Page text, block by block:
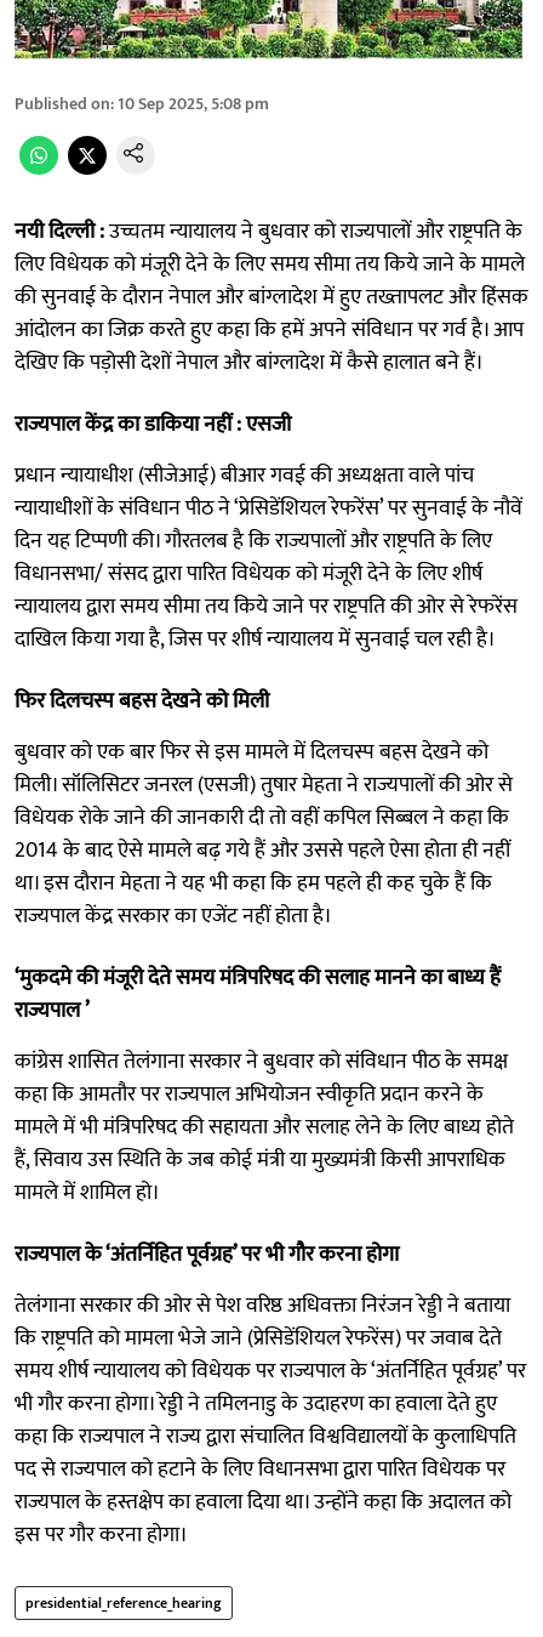
Published on:10 Sep 2025, 5:08 pm
नयी दिल्ली :उच्चतम न्यायालय ने बुधवार को राज्यपालों और राष्ट्रपति के
लिए विधेयक को मंजूरी देने के लिए समय सीमा तय किये जाने के मामले
की सुनवाई के दौरान नेपाल और बांग्लादेश में हुए तख्तापलट और हिंसक
आंदोलन का जिक्र करते हुए कहा कि हमें अपने संविधान पर गर्व है। आप
देखिए कि पड़ोसी देशों नेपाल और बांग्लादेश में कैसे हालात बने हैं।
राज्यपाल केंद्र का डाकिया नहीं : एसजी
प्रधान न्यायाधीश (सीजेआई) बीआर गवई की अध्यक्षता वाले पांच
न्यायाधीशों के संविधान पीठ ने ‘प्रेसिडेंशियल रेफरेंस’ पर सुनवाई के नौवें
दिन यह टिप्पणी की। गौरतलब है कि राज्यपालों और राष्ट्रपति के लिए
विधानसभा/ संसद द्वारा पारित विधेयक को मंजूरी देने के लिए शीर्ष
न्यायालय द्वारा समय सीमा तय किये जाने पर राष्ट्रपति की ओर से रेफरेंस
दाखिल किया गया है, जिस पर शीर्ष न्यायालय में सुनवाई चल रही है।
फिर दिलचस्प बहस देखने को मिली
बुधवार को एक बार फिर से इस मामले में दिलचस्प बहस देखने को
मिली। सॉलिसिटर जनरल (एसजी) तुषार मेहता ने राज्यपालों की ओर से
विधेयक रोके जाने की जानकारी दी तो वहीं कपिल सिब्बल ने कहा कि
2014 के बाद ऐसे मामले बढ़ गये हैं और उससे पहले ऐसा होता ही नहीं
था। इस दौरान मेहता ने यह भी कहा कि हम पहले ही कह चुके हैं कि
राज्यपाल केंद्र सरकार का एजेंट नहीं होता है।
‘मुकदमे की मंजूरी देते समय मंत्रिपरिषद की सलाह मानने का बाध्य हैं
राज्यपाल ’
कांग्रेस शासित तेलंगाना सरकार ने बुधवार को संविधान पीठ के समक्ष
कहा कि आमतौर पर राज्यपाल अभियोजन स्वीकृति प्रदान करने के
मामले में भी मंत्रिपरिषद की सहायता और सलाह लेने के लिए बाध्य होते
हैं, सिवाय उस स्थिति के जब कोई मंत्री या मुख्यमंत्री किसी आपराधिक
मामले में शामिल हो।
राज्यपाल के ‘अंतर्निहित पूर्वग्रह’ पर भी गौर करना होगा
तेलंगाना सरकार की ओर से पेश वरिष्ठ अधिवक्ता निरंजन रेड्डी ने बताया
कि राष्ट्रपति को मामला भेजे जाने (प्रेसिडेंशियल रेफरेंस) पर जवाब देते
समय शीर्ष न्यायालय को विधेयक पर राज्यपाल के ‘अंतर्निहित पूर्वग्रह’ पर
भी गौर करना होगा। रेड्डी ने तमिलनाडु के उदाहरण का हवाला देते हुए
कहा कि राज्यपाल ने राज्य द्वारा संचालित विश्वविद्यालयों के कुलाधिपति
पद से राज्यपाल को हटाने के लिए विधानसभा द्वारा पारित विधेयक पर
राज्यपाल के हस्तक्षेप का हवाला दिया था। उन्होंने कहा कि अदालत को
इस पर गौर करना होगा।
presidential_reference_hearing